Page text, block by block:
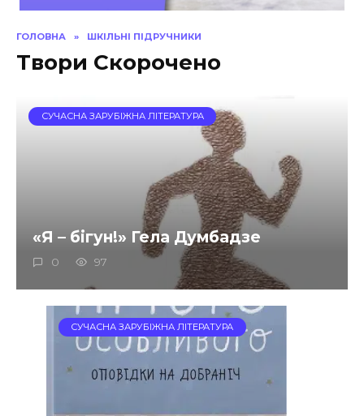
ГОЛОВНА » ШКІЛЬНІ ПІДРУЧНИКИ
Твори Скорочено
СУЧАСНА ЗАРУБІЖНА ЛІТЕРАТУРА
«Я – бiгун!» Гела Думбадзе
0 97
СУЧАСНА ЗАРУБІЖНА ЛІТЕРАТУРА